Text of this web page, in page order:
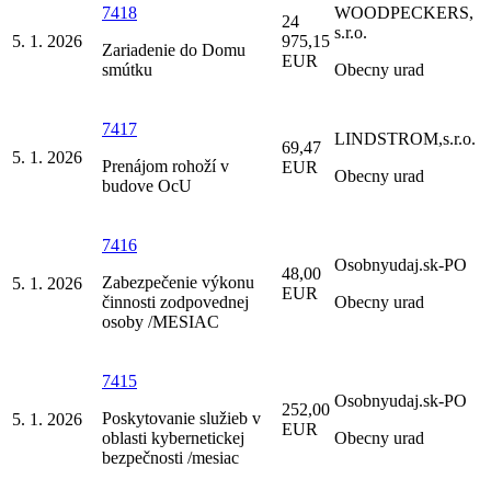
5. 1. 2026
7418
Zariadenie do Domu
smútku
24
975,15
EUR
WOODPECKERS,
s.r.o.
Obecny urad
5. 1. 2026
7417
Prenájom rohoží v
budove OcU
69,47
EUR
LINDSTROM,s.r.o.
Obecny urad
5. 1. 2026
7416
Zabezpečenie výkonu
činnosti zodpovednej
osoby /MESIAC
48,00
EUR
Osobnyudaj.sk-PO
Obecny urad
5. 1. 2026
7415
Poskytovanie služieb v
oblasti kybernetickej
bezpečnosti /mesiac
252,00
EUR
Osobnyudaj.sk-PO
Obecny urad